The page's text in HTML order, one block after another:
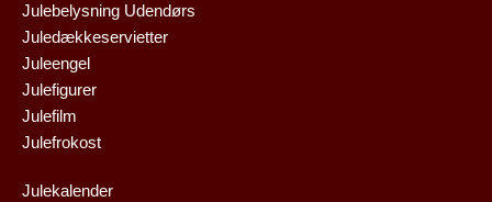
Julebelysning Udendørs
Juledækkeservietter
Juleengel
Julefigurer
Julefilm
Julefrokost
Julekalender